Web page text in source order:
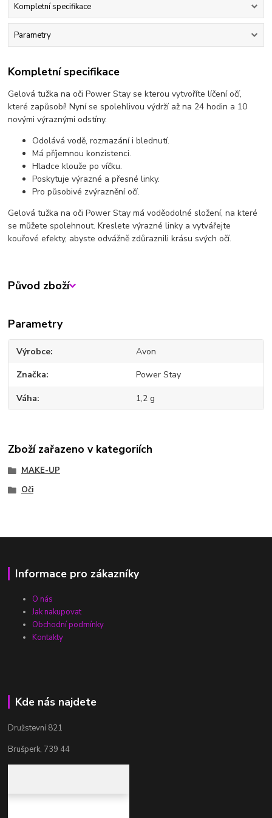
Kompletní specifikace
Parametry
Kompletní specifikace
Gelová tužka na oči Power Stay se kterou vytvoříte líčení očí,
které zapůsobí! Nyní se spolehlivou výdrží až na 24 hodin a 10
novými výraznými odstíny.
Odolává vodě, rozmazání i blednutí.
Má příjemnou konzistenci.
Hladce klouže po víčku.
Poskytuje výrazné a přesné linky.
Pro působivé zvýraznění očí.
Gelová tužka na oči Power Stay má voděodolné složení, na které
se můžete spolehnout. Kreslete výrazné linky a vytvářejte
kouřové efekty, abyste odvážně zdůraznili krásu svých očí.
Původ zboží
Parametry
Výrobce Avon
Značka Power Stay
Váha 1,2 g
Zboží zařazeno v kategoriích
MAKE-UP
Oči
Informace pro zákazníky
O nás
Jak nakupovat
Obchodní podmínky
Kontakty
Kde nás najdete
Družstevní 821
Brušperk, 739 44